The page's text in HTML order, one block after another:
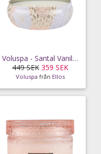
Voluspa - Santal Vanille 3-Wick Candle 40 tim
449 SEK 359 SEK
Voluspa från Ellos